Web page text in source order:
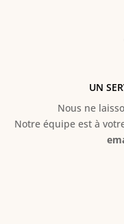
UN
Nous ne laissons
Notre équipe est à